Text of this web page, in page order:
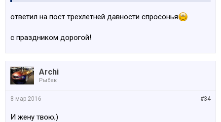
ответил на пост трехлетней давности спросонья
с праздником дорогой!
Archi
Рыбак
#34
8 мар 2016
И жену твою;)